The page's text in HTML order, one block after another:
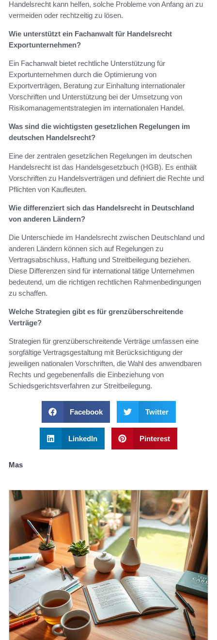
Handelsrecht kann helfen, solche Probleme von Anfang an zu
vermeiden oder rechtzeitig zu lösen.
Wie unterstützt ein Fachanwalt für Handelsrecht
Exportunternehmen?
Ein Fachanwalt bietet rechtliche Unterstützung für
Exportunternehmen durch die Optimierung von
Exportverträgen, Beratung zur Einhaltung internationaler
Vorschriften und Unterstützung bei der Umsetzung von
Risikomanagementstrategien im internationalen Handel.
Was sind die wichtigsten gesetzlichen Regelungen im
deutschen Handelsrecht?
Eine der zentralen gesetzlichen Regelungen im deutschen
Handelsrecht ist das Handelsgesetzbuch (HGB). Es enthält
Vorschriften zu Handelsverträgen und definiert die Rechte und
Pflichten von Kaufleuten.
Wie differenziert sich das Handelsrecht in Deutschland
von anderen Ländern?
Die Unterschiede im Handelsrecht zwischen Deutschland und
anderen Ländern können sich auf Regelungen zu
Vertragsabschluss, Haftung und Streitbeilegung beziehen.
Diese Differenzen sind für international tätige Unternehmen
bedeutend, um die richtigen rechtlichen Rahmenbedingungen
zu schaffen.
Welche Strategien gibt es für grenzüberschreitende
Verträge?
Strategien für grenzüberschreitende Verträge umfassen eine
sorgfältige Vertragsgestaltung mit Berücksichtigung der
jeweiligen nationalen Vorschriften, die Wahl des anwendbaren
Rechts und gegebenenfalls die Einbeziehung von
Schiedsgerichtsverfahren zur Streitbeilegung.
Facebook Twitter
LinkedIn Pinterest
Mas